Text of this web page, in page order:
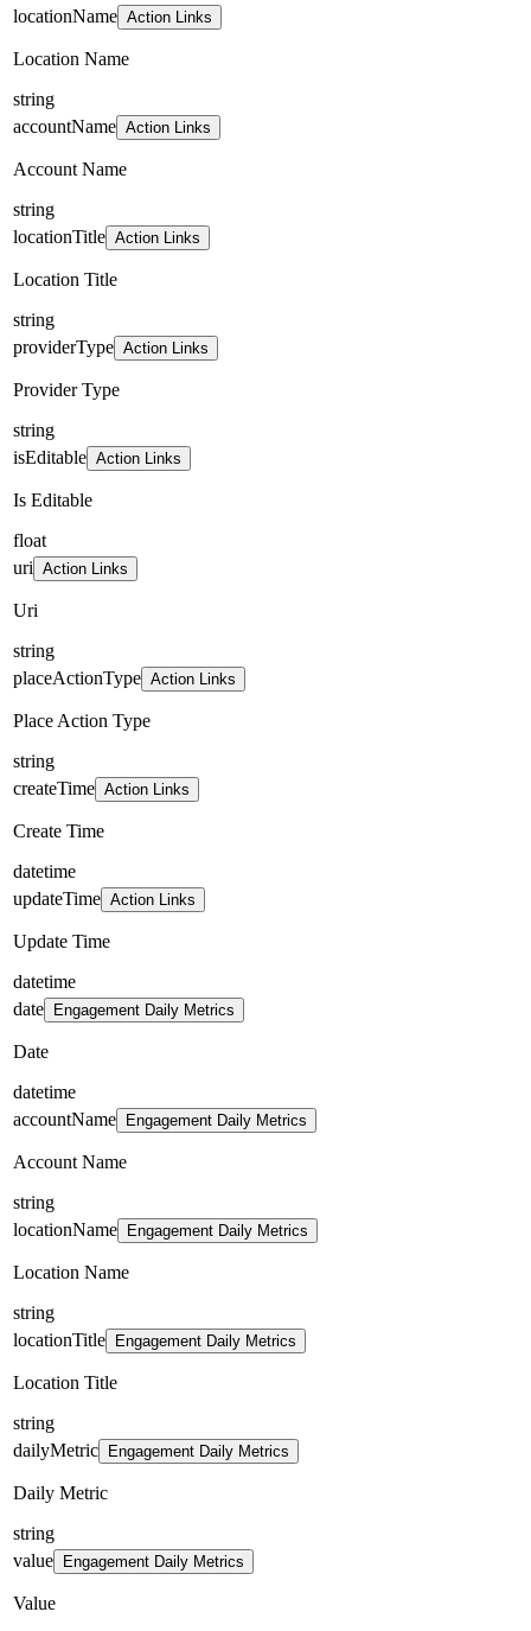
locationName Action Links
Location Name
string
accountName Action Links
Account Name
string
locationTitle Action Links
Location Title
string
providerType Action Links
Provider Type
string
isEditable Action Links
Is Editable
float
uri Action Links
Uri
string
placeActionType Action Links
Place Action Type
string
createTime Action Links
Create Time
datetime
updateTime Action Links
Update Time
datetime
date
Engagement Daily Metrics
Date
datetime
accountName
Engagement Daily Metrics
Account Name
string
locationName
Engagement Daily Metrics
Location Name
string
locationTitle
Engagement Daily Metrics
Location Title
string
dailyMetric
Engagement Daily Metrics
Daily Metric
string
value
Engagement Daily Metrics
Value